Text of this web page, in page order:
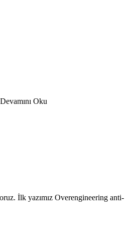
Oku
İlk yazımız Overengineering anti-